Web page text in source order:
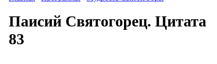
Паисий Святогорец. Цитата
83